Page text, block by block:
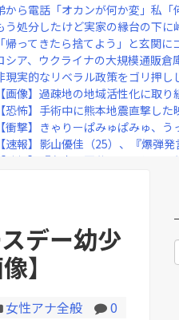
から電話「オカンが何か変」私
う処分したけど実家の縁台の下
「帰ってきたら捨てよう」と玄関
シア、ウクライナの大規模通販
現実的なリベラル政策をゴリ押し
【画像】過疎地の地域活性化に取
【恐怖】手術中に熊本地震直撃し
【衝撃】きゃりーぱみゅぱみゅ、
【速報】影山優佳（25）、『爆弾
【速報】『有吉の夏休み』、とん
大物ミュージシャンが投稿 「日本
by livedoor 相互RSS
デー幼少
】
女性アナ全般 0